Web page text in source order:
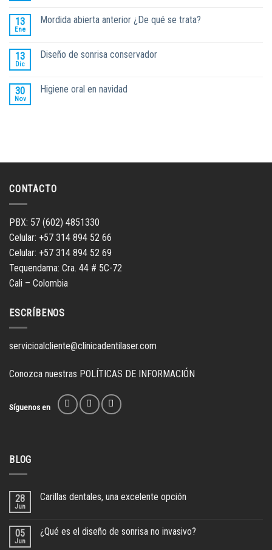
13
Ene
Mordida abierta anterior ¿De qué se trata?
13
Dic
Diseño de sonrisa conservador
30
Nov
Higiene oral en navidad
CONTACTO
PBX: 57 (602) 4851330
Celular: +57 314 894 52 66
Celular: +57 314 894 52 69
Tequendama: Cra. 44 # 5C-72
Cali – Colombia
ESCRÍBENOS
servicioalcliente@clinicadentilaser.com
Conozca nuestras POLÍTICAS DE INFORMACIÓN
Síguenos en
BLOG
28
Jun
Carillas dentales, una excelente opción
05
Jun
¿Qué es el diseño de sonrisa no invasivo?